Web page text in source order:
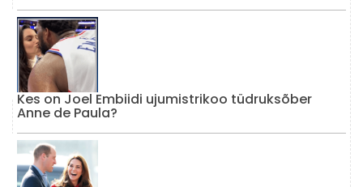
Kes on Joel Embiidi ujumistrikoo tüdruksõber
Anne de Paula?